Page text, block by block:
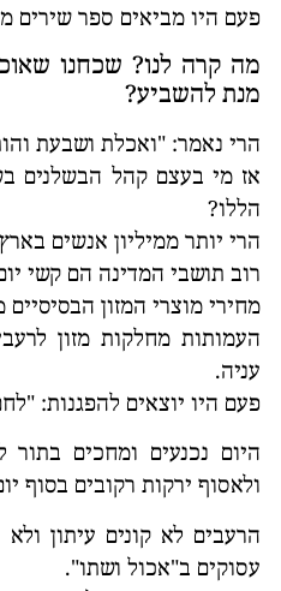
פעם היו מביאים ספר שירים
מה קרה לנו? שכחנו
מנת להשביע?
הרי נאמר: "ואכלת ושבעת
אז מי בעצם קהל הבשלנים
הללו?
הרי יותר ממיליון אנשים
רוב תושבי המדינה הם קשי
מחירי מוצרי המזון
העמותות מחלקות מזון
עניה.
פעם היו יוצאים להפגנות:
היום נכנעים ומחכים
ולאסוף ירקות רקובים בסוף
הרעבים לא קונים עיתון ולא
עסוקים ב"אכול ושתו".